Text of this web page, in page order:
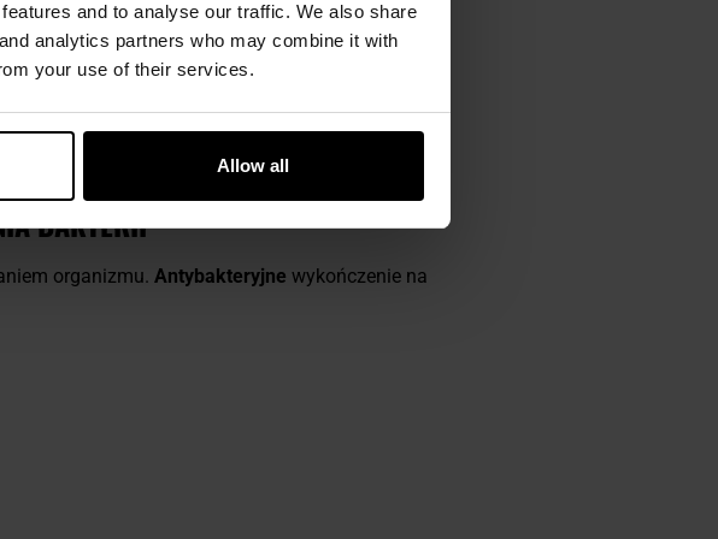
and to analyse our traffic. We also share
analytics partners who may combine it with
your use of their services.
Allow all
dobrych właściwościach oddychających.
trójwymiarowe strefyzapewniają swobodęruchu
BAKTERII
organizmu. Antybakteryjne wykończenie na